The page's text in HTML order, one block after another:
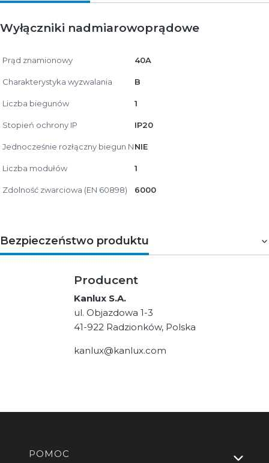
Wyłączniki nadmiarowoprądowe
Prąd znamionowy 40A
Charakterystyka wyzwalania B
Liczba biegunów 1
Stopień ochrony IP IP20
Jednocześnie rozłączny biegun NNIE
Liczba modułów 1
Zdolność zwarciowa (EN 60898) 6000
Bezpieczeństwo produktu
Producent
Kanlux S.A.
ul. Objazdowa 1-3
41-922 Radzionków, Polska
kanlux@kanlux.com
Linki w stopce
POMOC